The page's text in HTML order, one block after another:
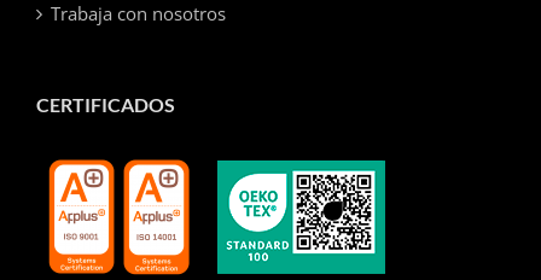
Trabaja con nosotros
CERTIFICADOS